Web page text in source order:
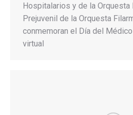
Hospitalarios y de la Orquesta
Prejuvenil de la Orquesta
conmemoran el Día del
virtual